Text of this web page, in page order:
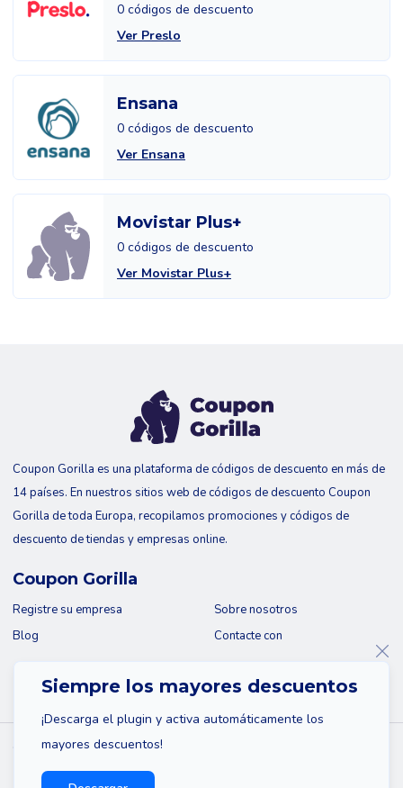
0 códigos de descuento
Ver Preslo
Ensana
0 códigos de descuento
Ver Ensana
Movistar Plus+
0 códigos de descuento
Ver Movistar Plus+
Siempre los mayores descuentos
¡Descarga el plugin y activa automáticamente los
mayores descuentos!
Coupon Gorilla es una plataforma de códigos de descuento en más de
14 países. En nuestros sitios web de códigos de descuento Coupon
Gorilla de toda Europa, recopilamos promociones y códigos de
descuento de tiendas y empresas online.
Coupon Gorilla
Registre su empresa
Blog
Sobre nosotros
Contacte con
© 2026 Coupon Gorilla
Mapa del sitio